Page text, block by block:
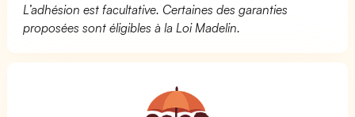
L’adhésion est facultative. Certaines des garanties
proposées sont éligibles à la Loi Madelin.